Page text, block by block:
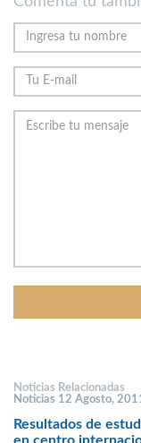
Noticias Relacionadas
Noticias 12 Agosto,
Resultados de